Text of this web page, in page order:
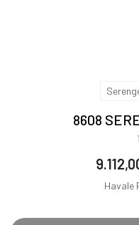
8608
Havale